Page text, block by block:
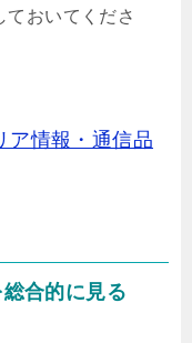
ておいてくださ
ア情報・通信品
合的に見る